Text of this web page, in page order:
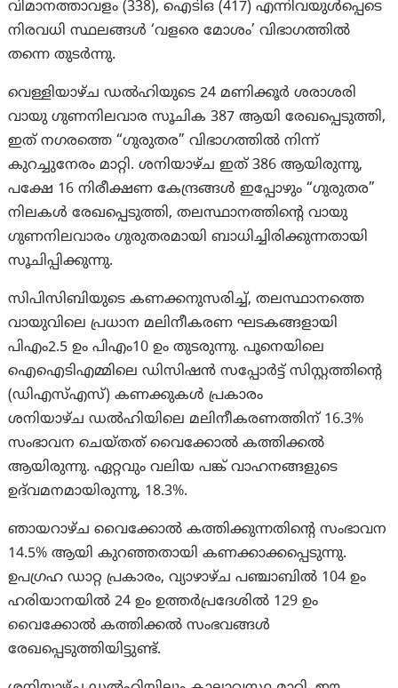
വിമാനത്താവളം (338), ഐടിഒ (417) എന്നിവയുൾപ്പെടെ
നിരവധി സ്ഥലങ്ങൾ ‘വളരെ മോശം’ വിഭാഗത്തിൽ
തന്നെ തുടർന്നു.
വെള്ളിയാഴ്ച ഡൽഹിയുടെ 24 മണിക്കൂർ ശരാശരി
വായു ഗുണനിലവാര സൂചിക 387 ആയി രേഖപ്പെടുത്തി,
ഇത് നഗരത്തെ “ഗുരുതര” വിഭാഗത്തിൽ നിന്ന്
കുറച്ചുനേരം മാറ്റി. ശനിയാഴ്ച ഇത് 386 ആയിരുന്നു,
പക്ഷേ 16 നിരീക്ഷണ കേന്ദ്രങ്ങൾ ഇപ്പോഴും “ഗുരുതര”
നിലകൾ രേഖപ്പെടുത്തി, തലസ്ഥാനത്തിന്റെ വായു
ഗുണനിലവാരം ഗുരുതരമായി ബാധിച്ചിരിക്കുന്നതായി
സൂചിപ്പിക്കുന്നു.
സിപിസിബിയുടെ കണക്കനുസരിച്ച്, തലസ്ഥാനത്തെ
വായുവിലെ പ്രധാന മലിനീകരണ ഘടകങ്ങളായി
പിഎം2.5 ഉം പിഎം10 ഉം തുടരുന്നു. പൂനെയിലെ
ഐഐടിഎമ്മിലെ ഡിസിഷൻ സപ്പോർട്ട് സിസ്റ്റത്തിന്റെ
(ഡിഎസ്എസ്) കണക്കുകൾ പ്രകാരം
ശനിയാഴ്ച ഡൽഹിയിലെ മലിനീകരണത്തിന് 16.3%
സംഭാവന ചെയ്തത് വൈക്കോൽ കത്തിക്കൽ
ആയിരുന്നു. ഏറ്റവും വലിയ പങ്ക് വാഹനങ്ങളുടെ
ഉദ്‌വമനമായിരുന്നു, 18.3%.
ഞായറാഴ്ച വൈക്കോൽ കത്തിക്കുന്നതിന്റെ സംഭാവന
14.5% ആയി കുറഞ്ഞതായി കണക്കാക്കപ്പെടുന്നു.
ഉപഗ്രഹ ഡാറ്റ പ്രകാരം, വ്യാഴാഴ്ച പഞ്ചാബിൽ 104 ഉം
ഹരിയാനയിൽ 24 ഉം ഉത്തർപ്രദേശിൽ 129 ഉം
വൈക്കോൽ കത്തിക്കൽ സംഭവങ്ങൾ
രേഖപ്പെടുത്തിയിട്ടുണ്ട്.